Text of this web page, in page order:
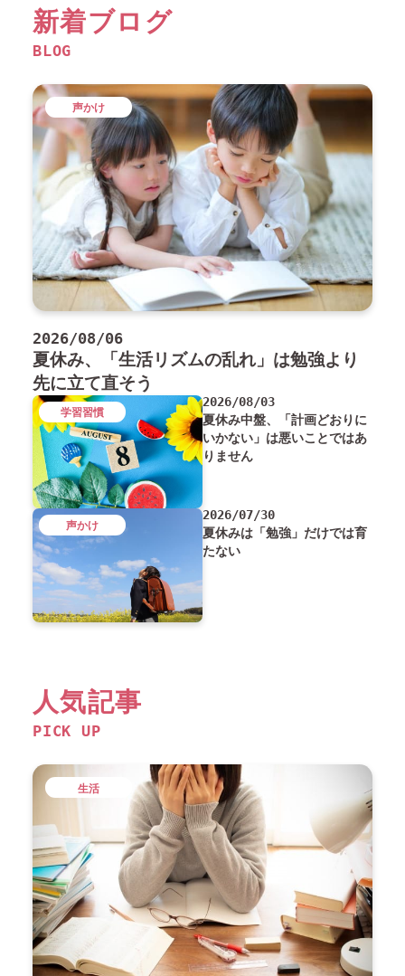
新着ブログ
BLOG
2026/08/06
夏休み、「生活リズムの乱れ」は勉強より
先に立て直そう
声かけ
2026/08/03
夏休み中盤、「計画どおりに
いかない」は悪いことではあ
りません
学習習慣
2026/07/30
夏休みは「勉強」だけでは育
たない
声かけ
人気記事
PICK UP
生活